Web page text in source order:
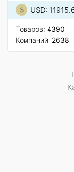
USD:
Товаров: 4390
Компаний: 2638